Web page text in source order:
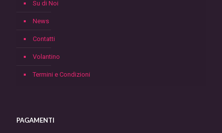
Su di Noi
News
Contatti
Volantino
Termini e Condizioni
PAGAMENTI